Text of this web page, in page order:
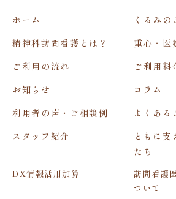
ホーム
くるみの
精神科訪問看護とは？
重心・医
ご利用の流れ
ご利用料
お知らせ
コラム
利用者の声・ご相談例
よくある
スタッフ紹介
ともに
たち
DX情報活用加算
訪問看護
ついて